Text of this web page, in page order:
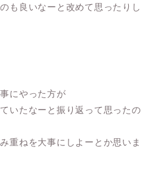
も良いなーと改めて思ったりし
にやった方が
いたなーと振り返って思ったの
重ねを大事にしよーとか思いま